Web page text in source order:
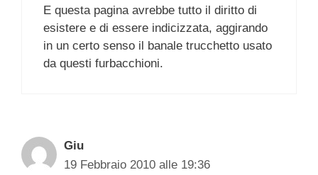
E questa pagina avrebbe tutto il diritto di
esistere e di essere indicizzata, aggirando
in un certo senso il banale trucchetto usato
da questi furbacchioni.
Giu
19 Febbraio 2010 alle 19:36